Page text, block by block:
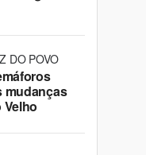
DO POVO
mudanças
Velho